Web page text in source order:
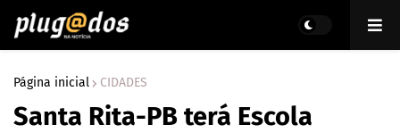
Página inicial CIDADES
Santa Rita-PB terá Escola